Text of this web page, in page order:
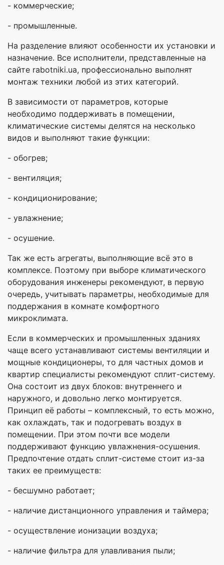
- коммерческие;
- промышленные.
На разделение влияют особенности их установки и
назначение. Все исполнители, представленные на
сайте rabotniki.ua, профессионально выполнят
монтаж техники любой из этих категорий.
В зависимости от параметров, которые
необходимо поддерживать в помещении,
климатические системы делятся на несколько
видов и выполняют такие функции:
- обогрев;
- вентиляция;
- кондиционирование;
- увлажнение;
- осушение.
Так же есть агрегаты, выполняющие всё это в
комплексе. Поэтому при выборе климатического
оборудования инженеры рекомендуют, в первую
очередь, учитывать параметры, необходимые для
поддержания в комнате комфортного
микроклимата.
Если в коммерческих и промышленных зданиях
чаще всего устанавливают системы вентиляции и
мощные кондиционеры, то для частных домов и
квартир специалисты рекомендуют сплит-систему.
Она состоит из двух блоков: внутреннего и
наружного, и довольно легко монтируется.
Принцип её работы – комплексный, то есть можно,
как охлаждать, так и подогревать воздух в
помещении. При этом почти все модели
поддерживают функцию увлажнения-осушения.
Предпочтение отдать сплит-системе стоит из-за
таких ее преимуществ:
- бесшумно работает;
- наличие дистанционного управления и таймера;
- осуществление ионизации воздуха;
- наличие фильтра для улавливания пыли;